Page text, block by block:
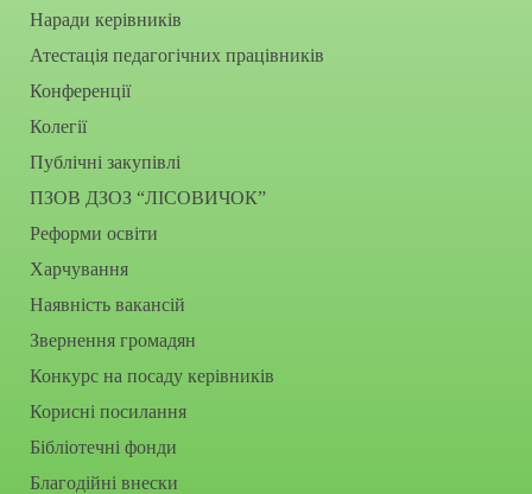
Наради керівників
Атестація педагогічних працівників
Конференції
Колегії
Публічні закупівлі
ПЗОВ ДЗОЗ “ЛІСОВИЧОК”
Реформи освіти
Харчування
Наявність вакансій
Звернення громадян
Конкурс на посаду керівників
Корисні посилання
Бібліотечні фонди
Благодійні внески